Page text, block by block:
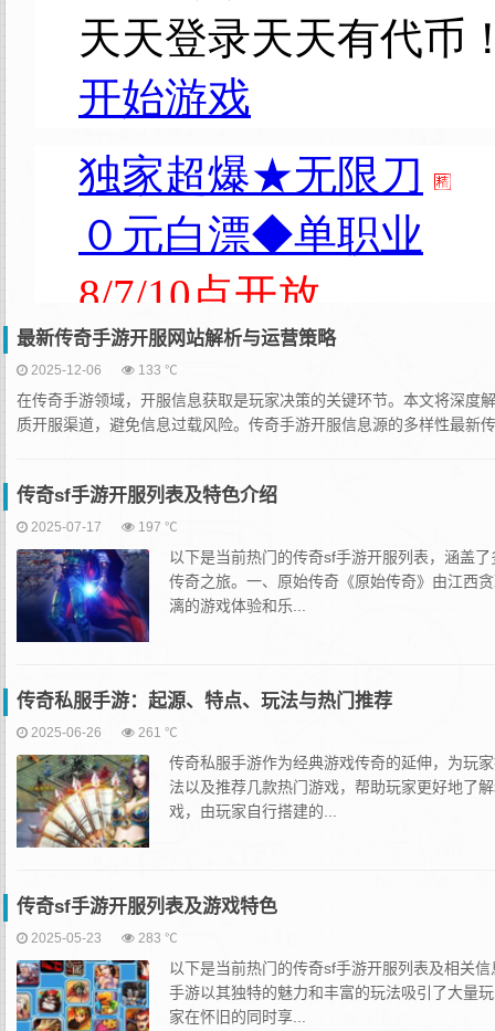
最新传奇手游开服网站解析与运营策略
2025-12-06 133 ℃
在传奇手游领域，开服信息获取是玩家决策的关键环节。本文将深度
质开服渠道，避免信息过载风险。传奇手游开服信息源的多样性最新
传奇sf手游开服列表及特色介绍
2025-07-17 197 ℃
以下是当前热门的传奇sf手游开服列表，涵盖
传奇之旅。一、原始传奇《原始传奇》由江西
漓的游戏体验和乐...
传奇私服手游：起源、特点、玩法与热门推荐
2025-06-26 261 ℃
传奇私服手游作为经典游戏传奇的延伸，为玩
法以及推荐几款热门游戏，帮助玩家更好地了
戏，由玩家自行搭建的...
传奇sf手游开服列表及游戏特色
2025-05-23 283 ℃
以下是当前热门的传奇sf手游开服列表及相关
手游以其独特的魅力和丰富的玩法吸引了大量
家在怀旧的同时享...